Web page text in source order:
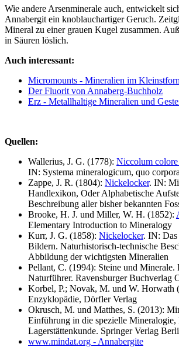
Wie andere Arsenminerale auch, entwickelt
Annabergit ein knoblauchartiger Geruch.
Mineral zu einer grauen Kugel zusammen.
in Säuren löslich.
Auch interessant:
Micromounts - Mineralien im
Der Fluorit von Annaberg-Buchholz
Erz - Metallhaltige Mineralien und
Quellen:
Wallerius, J. G. (1778): Niccolum
IN: Systema mineralogicum, quo
Zappe, J. R. (1804): Nickelocker. IN:
Handlexikon, Oder Alphabetische
Beschreibung aller bisher bekannten
Brooke, H. J. und Miller, W. H. (1852):
Elementary Introduction to Mineralogy
Kurr, J. G. (1858): Nickelocker. IN:
Bildern. Naturhistorisch-technische
Abbildung der wichtigsten Mineralien
Pellant, C. (1994): Steine und Minerale.
Naturführer. Ravensburger Buchverlag
Korbel, P.; Novak, M. und W. Horwath
Enzyklopädie, Dörfler Verlag
Okrusch, M. und Matthes, S. (2013):
Einführung in die spezielle Mineralogie,
Lagerstättenkunde. Springer Verlag
www.mindat.org - Annabergite